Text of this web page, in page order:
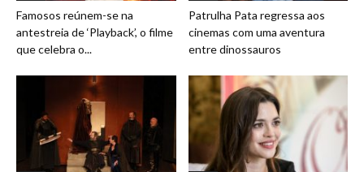
Famosos reúnem-se na
antestreia de ‘Playback’, o filme
que celebra o...
Patrulha Pata regressa aos
cinemas com uma aventura
entre dinossauros